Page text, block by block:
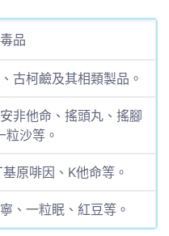
毒品
古柯鹼及其相類製品。
非他命、搖頭丸、搖腳
粒沙等。
原啡因、K他命等。
、一粒眠、紅豆等。